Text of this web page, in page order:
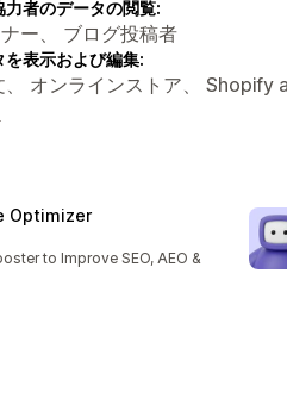
力者のデータの閲覧:
ー、 ブログ投稿者
を表示および編集:
、 オンラインストア、 Shopify
Optimizer
to Improve SEO, AEO &